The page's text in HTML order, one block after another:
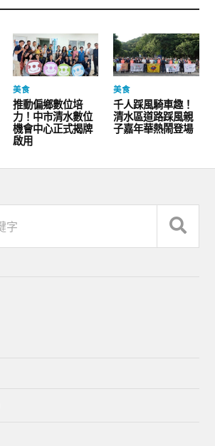
美食
推動偏鄉數位培
力！中市清水數位
機會中心正式揭牌
啟用
美食
千人踩風騎車趣！
清水區道路踩風親
子嘉年華熱鬧登場